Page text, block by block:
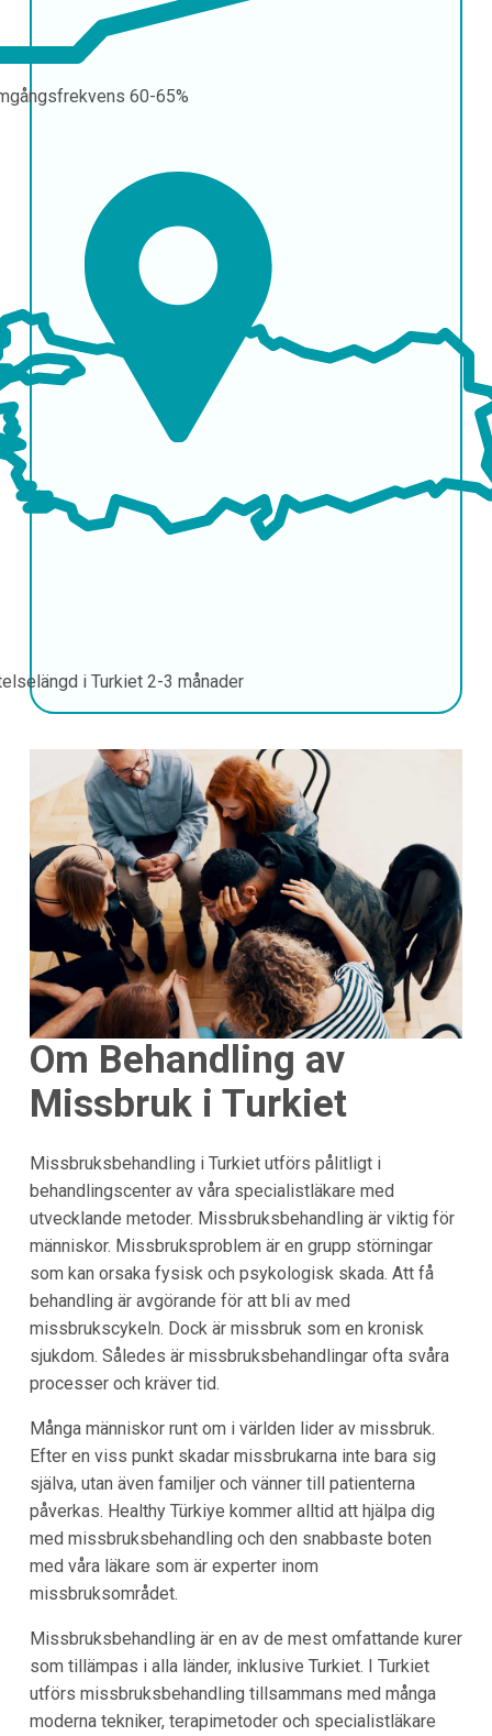
60-65%
i Turkiet 2-3 månader
Om Behandling av
Missbruk i Turkiet
Missbruksbehandling i Turkiet utförs pålitligt i
behandlingscenter av våra specialistläkare med
utvecklande metoder. Missbruksbehandling är viktig för
människor. Missbruksproblem är en grupp störningar
som kan orsaka fysisk och psykologisk skada. Att få
behandling är avgörande för att bli av med
missbrukscykeln. Dock är missbruk som en kronisk
sjukdom. Således är missbruksbehandlingar ofta svåra
processer och kräver tid.
Många människor runt om i världen lider av missbruk.
Efter en viss punkt skadar missbrukarna inte bara sig
själva, utan även familjer och vänner till patienterna
påverkas. Healthy Türkiye kommer alltid att hjälpa dig
med missbruksbehandling och den snabbaste boten
med våra läkare som är experter inom
missbruksområdet.
Missbruksbehandling är en av de mest omfattande kurer
som tillämpas i alla länder, inklusive Turkiet. I Turkiet
utförs missbruksbehandling tillsammans med många
moderna tekniker, terapimetoder och specialistläkare